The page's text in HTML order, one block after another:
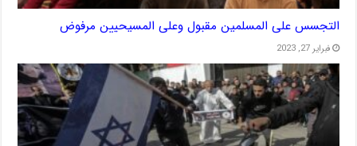
التجسس على المسلمين مقبول وعلى المسيحيين مرفوض
فبراير 27, 2023